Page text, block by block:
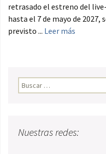
retrasado el estreno del
hasta el 7 de mayo de 2027,
previsto ... Leer más
Buscar:
Nuestras redes: